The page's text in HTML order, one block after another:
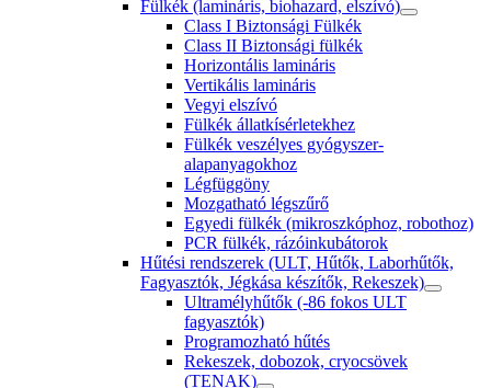
Fülkék (lamináris, biohazard, elszívó)
Class I Biztonsági Fülkék
Class II Biztonsági fülkék
Horizontális lamináris
Vertikális lamináris
Vegyi elszívó
Fülkék állatkísérletekhez
Fülkék veszélyes gyógyszer-
alapanyagokhoz
Légfüggöny
Mozgatható légszűrő
Egyedi fülkék (mikroszkóphoz, robothoz)
PCR fülkék, rázóinkubátorok
Hűtési rendszerek (ULT, Hűtők, Laborhűtők,
Fagyasztók, Jégkása készítők, Rekeszek)
Ultramélyhűtők (-86 fokos ULT
fagyasztók)
Programozható hűtés
Rekeszek, dobozok, cryocsövek
(TENAK)